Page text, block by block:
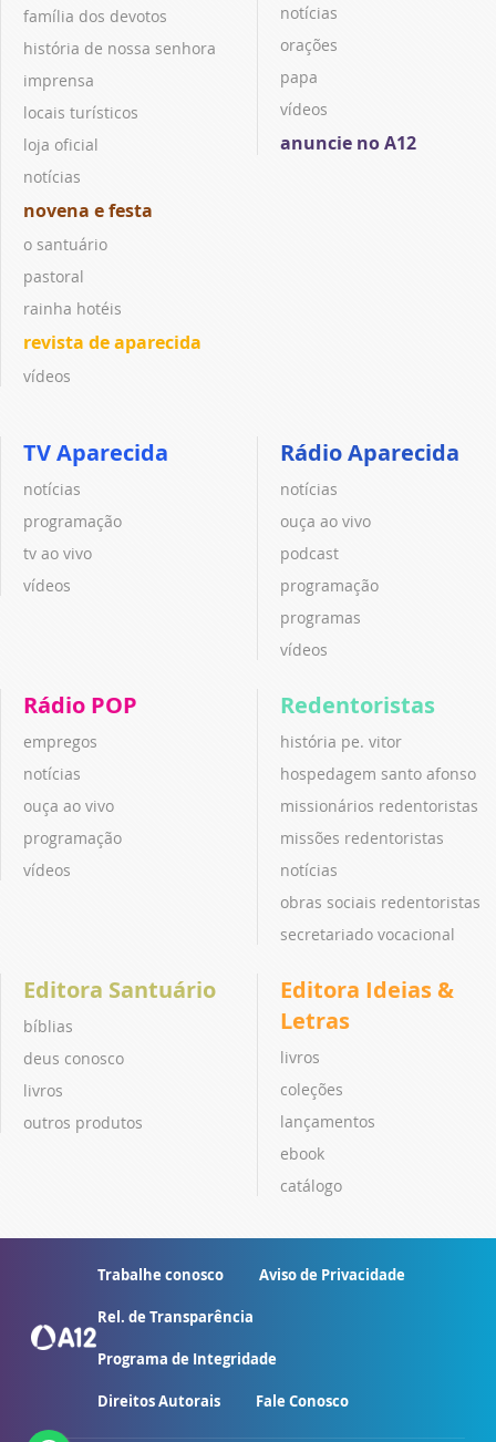
família dos devotos
história de nossa senhora
imprensa
locais turísticos
loja oficial
notícias
novena e festa
o santuário
pastoral
rainha hotéis
revista de aparecida
vídeos
notícias
orações
papa
vídeos
anuncie no A12
TV Aparecida
notícias
programação
tv ao vivo
vídeos
Rádio Aparecida
notícias
ouça ao vivo
podcast
programação
programas
vídeos
Rádio POP
empregos
notícias
ouça ao vivo
programação
vídeos
Redentoristas
história pe. vitor
hospedagem santo afonso
missionários redentoristas
missões redentoristas
notícias
obras sociais redentoristas
secretariado vocacional
Editora Santuário
bíblias
deus conosco
livros
outros produtos
Editora Ideias &
Letras
livros
coleções
lançamentos
ebook
catálogo
Trabalhe conosco Aviso de Privacidade
Rel. de Transparência
Programa de Integridade
Direitos Autorais Fale Conosco